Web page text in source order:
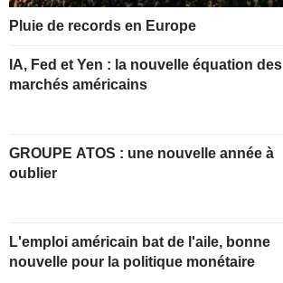
Pluie de records en Europe
IA, Fed et Yen : la nouvelle équation des
marchés américains
GROUPE ATOS : une nouvelle année à
oublier
L'emploi américain bat de l'aile, bonne
nouvelle pour la politique monétaire